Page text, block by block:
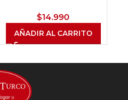
$14.990
AÑADIR AL CARRITO